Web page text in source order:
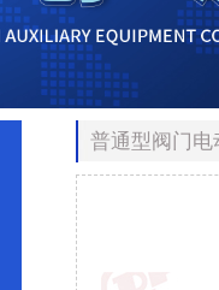
普通型阀门